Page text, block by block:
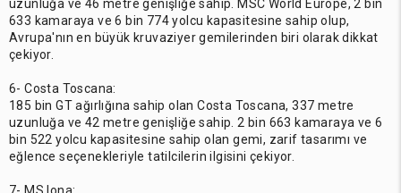
uzunluğa ve 46 metre genişliğe sahip. MSC World Europe, 2 bin
633 kamaraya ve 6 bin 774 yolcu kapasitesine sahip olup,
Avrupa'nın en büyük kruvaziyer gemilerinden biri olarak dikkat
çekiyor.
6- Costa Toscana:
185 bin GT ağırlığına sahip olan Costa Toscana, 337 metre
uzunluğa ve 42 metre genişliğe sahip. 2 bin 663 kamaraya ve 6
bin 522 yolcu kapasitesine sahip olan gemi, zarif tasarımı ve
eğlence seçenekleriyle tatilcilerin ilgisini çekiyor.